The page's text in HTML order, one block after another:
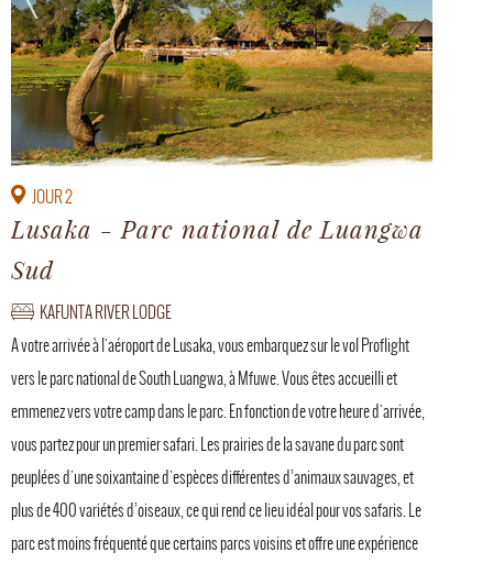
JOUR 2
Lusaka - Parc national de Luangwa
Sud
KAFUNTA RIVER LODGE
A votre arrivée à l'aéroport de Lusaka, vous embarquez sur le vol Proflight
vers le parc national de South Luangwa, à Mfuwe. Vous êtes accueilli et
emmenez vers votre camp dans le parc. En fonction de votre heure d'arrivée,
vous partez pour un premier safari. Les prairies de la savane du parc sont
peuplées d'une soixantaine d'espèces différentes d’animaux sauvages, et
plus de 400 variétés d’oiseaux, ce qui rend ce lieu idéal pour vos safaris. Le
parc est moins fréquenté que certains parcs voisins et offre une expérience